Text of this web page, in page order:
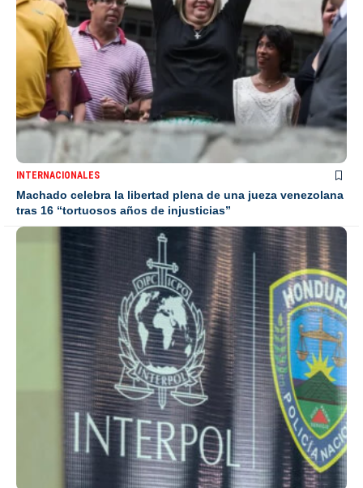
INTERNACIONALES
Machado celebra la libertad plena de una jueza venezolana
tras 16 “tortuosos años de injusticias”